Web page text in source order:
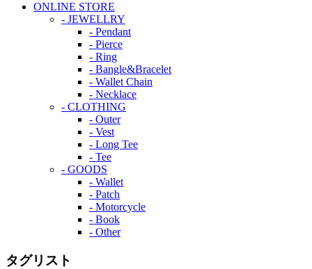
ONLINE STORE
- JEWELLRY
- Pendant
- Pierce
- Ring
- Bangle&Bracelet
- Wallet Chain
- Necklace
- CLOTHING
- Outer
- Vest
- Long Tee
- Tee
- GOODS
- Wallet
- Patch
- Motorcycle
- Book
- Other
タグリスト